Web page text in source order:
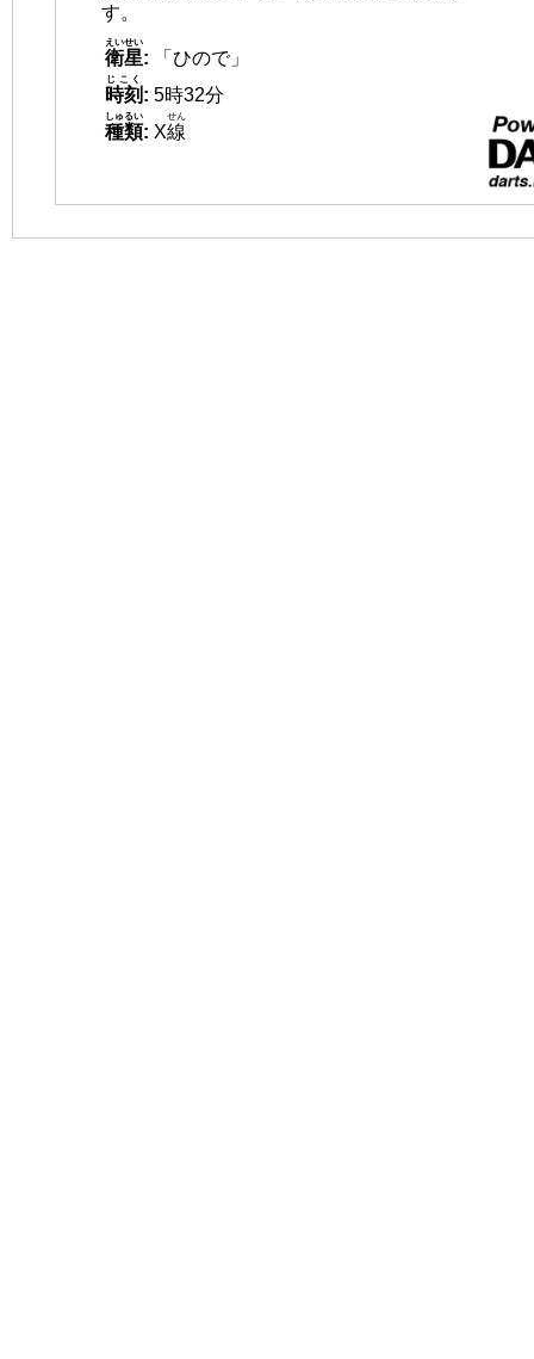
す。
衛星
えいせい
:
「ひので」
時刻
じこく
: 5時32分
種類
しゅるい
: X線
せん